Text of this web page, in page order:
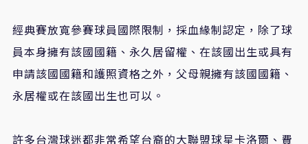
經典賽放寬參賽球員國際限制，採血緣制認定，除了球
員本身擁有該國國籍、永久居留權、在該國出生或具有
申請該國國籍和護照資格之外，父母親擁有該國國籍、
永居權或在該國出生也可以。
許多台灣球迷都非常希望台裔的大聯盟球星卡洛爾、 費